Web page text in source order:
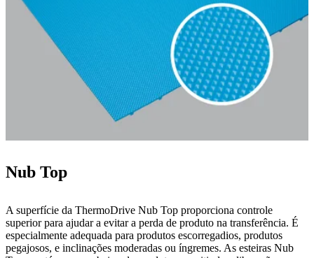
Nub Top
A superfície da ThermoDrive Nub Top proporciona controle
superior para ajudar a evitar a perda de produto na transferência. É
especialmente adequada para produtos escorregadios, produtos
pegajosos, e inclinações moderadas ou íngremes. As esteiras Nub